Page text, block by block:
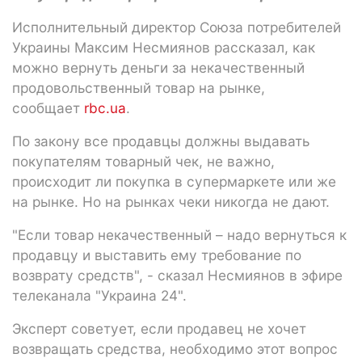
Исполнительный директор Союза потребителей
Украины Максим Несмиянов рассказал, как
можно вернуть деньги за некачественный
продовольственный товар на рынке,
сообщает rbc.ua.
По закону все продавцы должны выдавать
покупателям товарный чек, не важно,
происходит ли покупка в супермаркете или же
на рынке. Но на рынках чеки никогда не дают.
"Если товар некачественный – надо вернуться к
продавцу и выставить ему требование по
возврату средств", - сказал Несмиянов в эфире
телеканала "Украина 24".
Эксперт советует, если продавец не хочет
возвращать средства, необходимо этот вопрос